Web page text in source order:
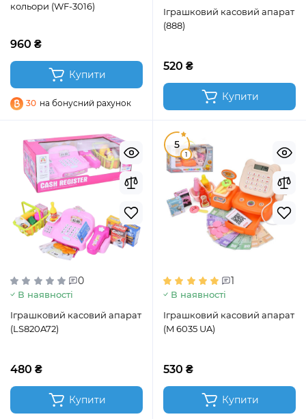
кольори (WF-3016)
960 ₴
Купити
30 на бонусний рахунок
Іграшковий касовий апарат
(888)
520 ₴
Купити
0
В наявності
Іграшковий касовий апарат
(LS820A72)
480 ₴
Купити
5
1
1
В наявності
Іграшковий касовий апарат
(M 6035 UA)
530 ₴
Купити